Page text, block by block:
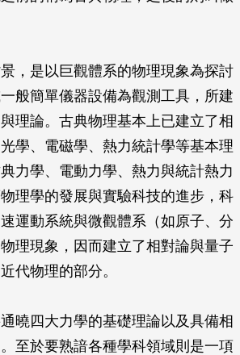
，是以巨觀體系的物理現象為探討
般簡單儀器設備為觀測工具，所建
理論。古典物理基本上已建立了相
學、電磁學、熱力統計學等基本理
力學、電動力學、熱力與統計熱力
理學的發展與實驗科技的進步，科
運動系統與微觀體系（如原子、分
理現象，因而建立了相對論與量子
代物理的部分。
曉四大力學的基礎理論以及具備相
至於要熟諳各種學科領域則是一項